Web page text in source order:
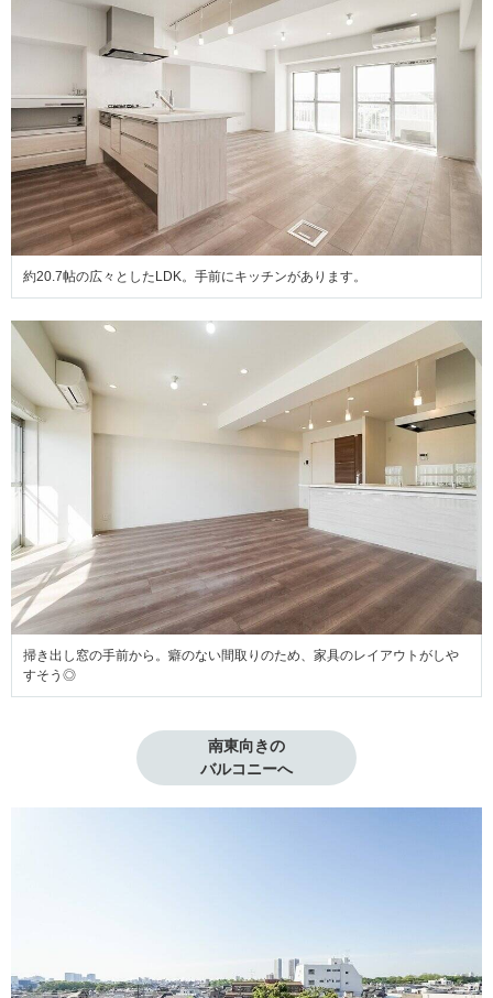
約20.7帖の広々としたLDK。手前にキッチンがあります。
掃き出し窓の手前から。癖のない間取りのため、家具のレイアウトがしや
すそう◎
南東向きの
バルコニーへ